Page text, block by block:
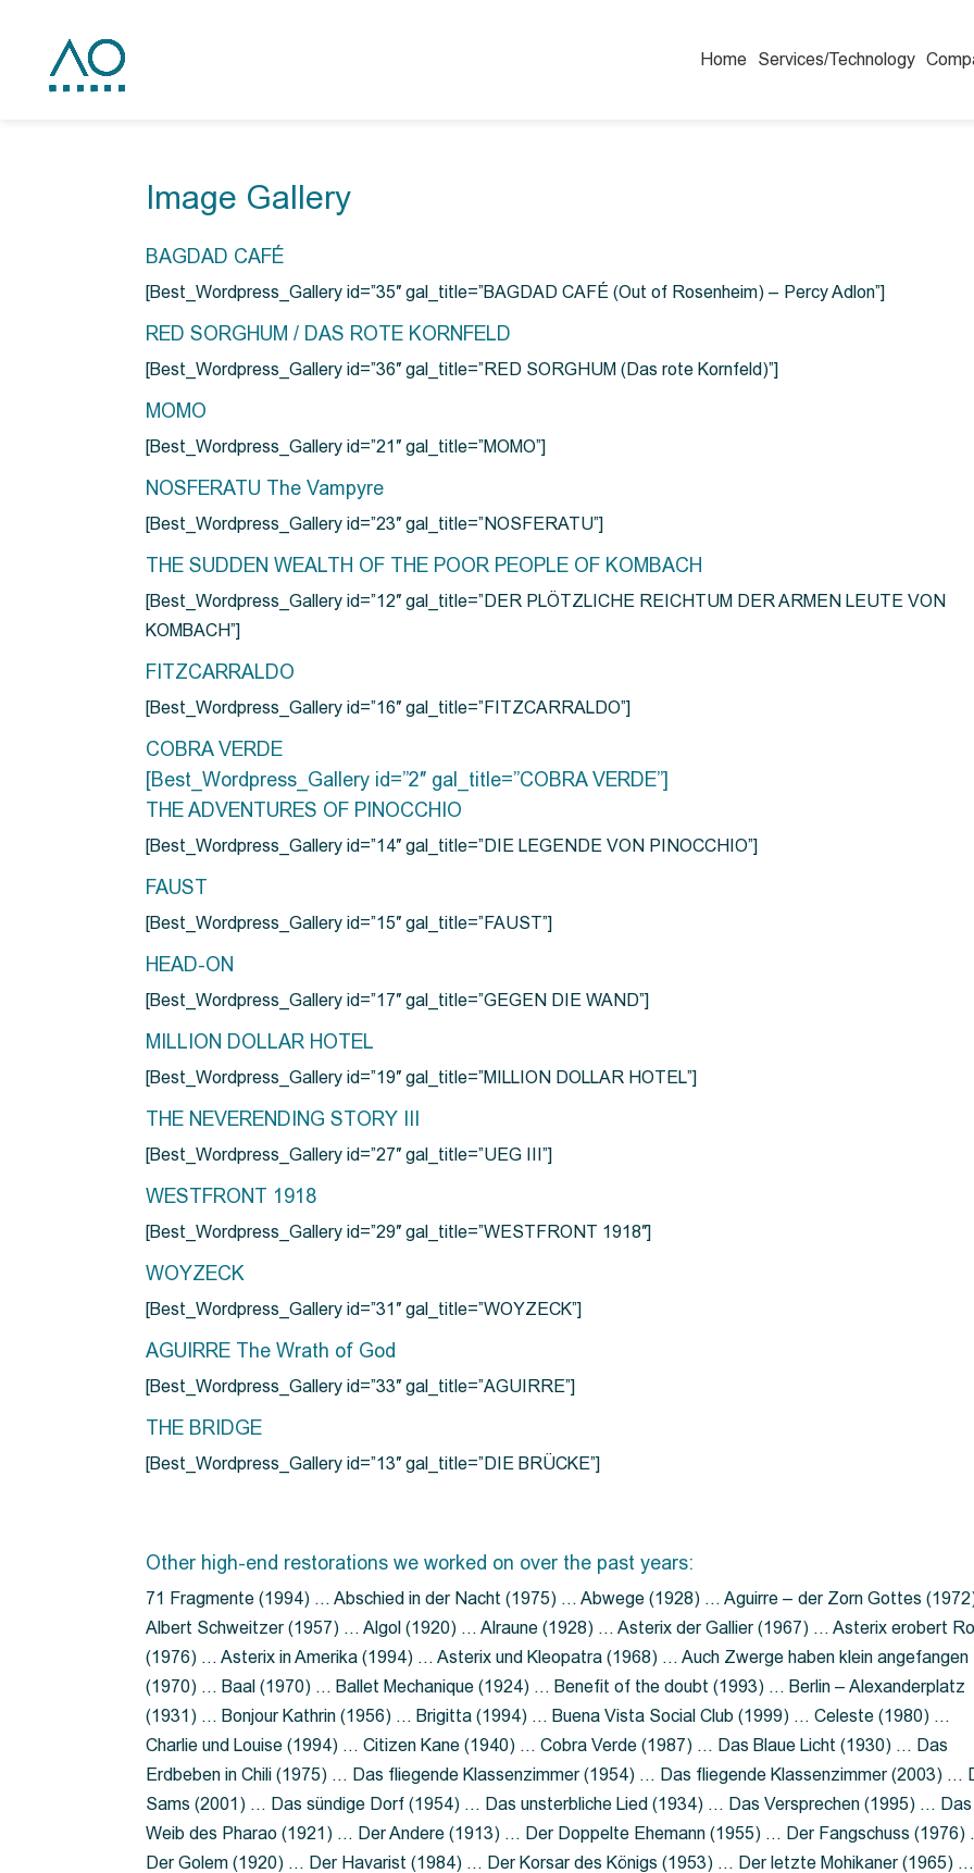
Home Services/Technology
Image Gallery
BAGDAD CAFÉ
[Best_Wordpress_Gallery id=”35″ gal_title=”BAGDAD CAFÉ (Out of Rosenheim) – Percy Adlon”]
RED SORGHUM / DAS ROTE KORNFELD
[Best_Wordpress_Gallery id=”36″ gal_title=”RED SORGHUM (Das rote Kornfeld)”]
MOMO
[Best_Wordpress_Gallery id=”21″ gal_title=”MOMO”]
NOSFERATU The Vampyre
[Best_Wordpress_Gallery id=”23″ gal_title=”NOSFERATU”]
THE SUDDEN WEALTH OF THE POOR PEOPLE OF KOMBACH
[Best_Wordpress_Gallery id=”12″ gal_title=”DER PLÖTZLICHE REICHTUM DER ARMEN LEUTE VON
KOMBACH”]
FITZCARRALDO
[Best_Wordpress_Gallery id=”16″ gal_title=”FITZCARRALDO”]
COBRA VERDE
[Best_Wordpress_Gallery id=”2″ gal_title=”COBRA VERDE”]
THE ADVENTURES OF PINOCCHIO
[Best_Wordpress_Gallery id=”14″ gal_title=”DIE LEGENDE VON PINOCCHIO”]
FAUST
[Best_Wordpress_Gallery id=”15″ gal_title=”FAUST”]
HEAD-ON
[Best_Wordpress_Gallery id=”17″ gal_title=”GEGEN DIE WAND”]
MILLION DOLLAR HOTEL
[Best_Wordpress_Gallery id=”19″ gal_title=”MILLION DOLLAR HOTEL”]
THE NEVERENDING STORY III
[Best_Wordpress_Gallery id=”27″ gal_title=”UEG III”]
WESTFRONT 1918
[Best_Wordpress_Gallery id=”29″ gal_title=”WESTFRONT 1918″]
WOYZECK
[Best_Wordpress_Gallery id=”31″ gal_title=”WOYZECK”]
AGUIRRE The Wrath of God
[Best_Wordpress_Gallery id=”33″ gal_title=”AGUIRRE”]
THE BRIDGE
[Best_Wordpress_Gallery id=”13″ gal_title=”DIE BRÜCKE”]
Other high-end restorations we worked on over the past years:
71 Fragmente (1994) … Abschied in der Nacht (1975) … Abwege (1928) … Aguirre – der Zorn Gottes
Albert Schweitzer (1957) … Algol (1920) … Alraune (1928) … Asterix der Gallier (1967) … Asterix erobert
(1976) … Asterix in Amerika (1994) … Asterix und Kleopatra (1968) … Auch Zwerge haben klein angefangen
(1970) … Baal (1970) … Ballet Mechanique (1924) … Benefit of the doubt (1993) … Berlin – Alexanderplatz
(1931) … Bonjour Kathrin (1956) … Brigitta (1994) … Buena Vista Social Club (1999) … Celeste (1980) …
Charlie und Louise (1994) … Citizen Kane (1940) … Cobra Verde (1987) … Das Blaue Licht (1930) … Das
Erdbeben in Chili (1975) … Das fliegende Klassenzimmer (1954) … Das fliegende Klassenzimmer (2003) …
Sams (2001) … Das sündige Dorf (1954) … Das unsterbliche Lied (1934) … Das Versprechen (1995) … Das
Weib des Pharao (1921) … Der Andere (1913) … Der Doppelte Ehemann (1955) … Der Fangschuss (1976)
Der Golem (1920) … Der Havarist (1984) … Der Korsar des Königs (1953) … Der letzte Mohikaner (1965) …